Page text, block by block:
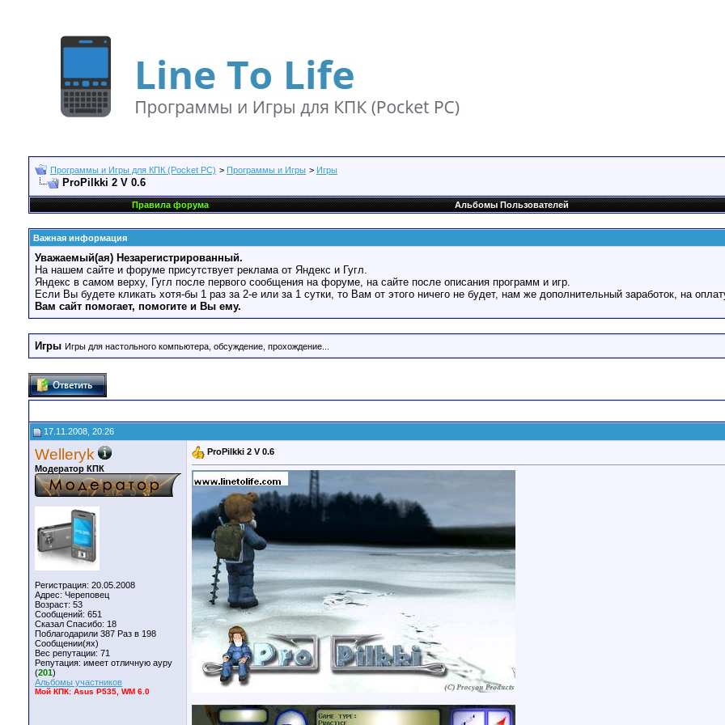
Программы и Игры для КПК (Pocket PC) > Программы и Игры > Игры
ProPilkki 2 V 0.6
Правила форума
Альбомы Пользователей
Важная информация
Уважаемый(ая) Незарегистрированный.
На нашем сайте и форуме присутствует реклама от Яндекс и Гугл.
Яндекс в самом верху, Гугл после первого сообщения на форуме, на сайте после описания программ и игр.
Если Вы будете кликать хотя-бы 1 раз за 2-е или за 1 сутки, то Вам от этого ничего не будет, нам же дополнительный заработок, на
Вам сайт помогает, помогите и Вы ему.
Игры Игры для настольного компьютера, обсуждение, прохождение...
17.11.2008, 20:26
Welleryk
Модератор КПК
Регистрация: 20.05.2008
Адрес: Череповец
Возраст: 53
Сообщений: 651
Сказал Спасибо: 18
Поблагодарили 387 Раз в 198
Сообщении(ях)
Вес репутации: 71
Репутация: имеет отличную ауру
(201)
Альбомы участников
Мой КПК: Asus P535, WM 6.0
ProPilkki 2 V 0.6